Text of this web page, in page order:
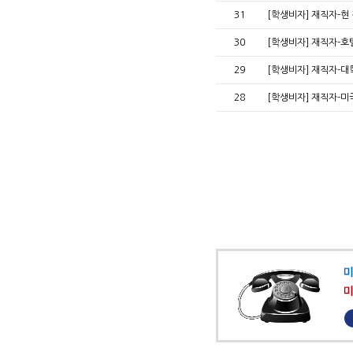
31 [학생비자] 재직자-
30 [학생비자] 재직자-
29 [학생비자] 재직자-
28 [학생비자] 재직자-